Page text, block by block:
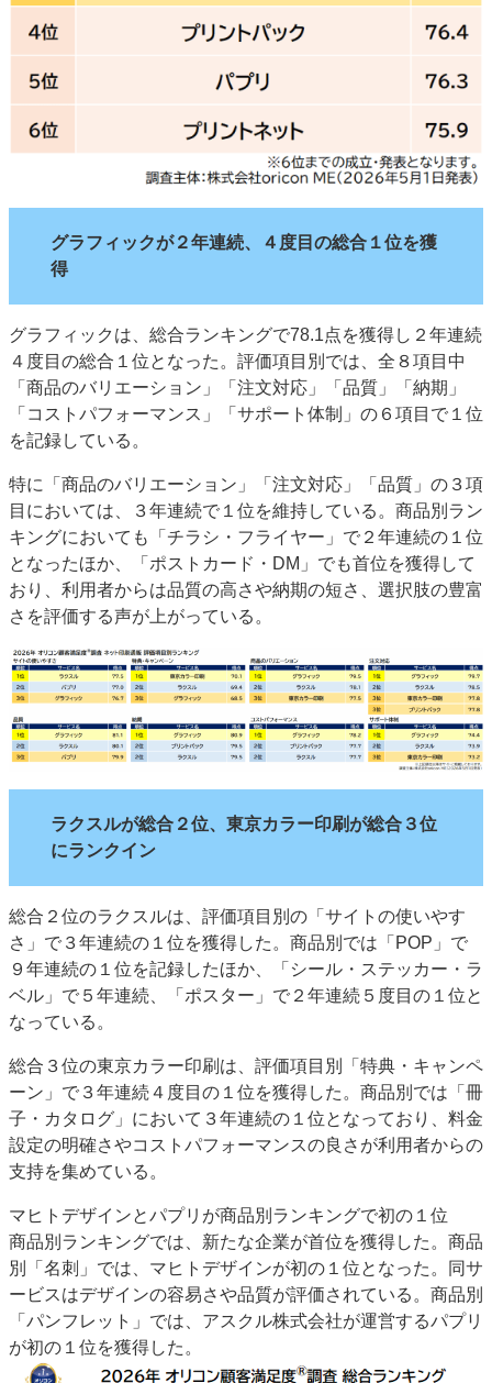
グラフィックが２年連続、４度目の総合１位を獲
得
グラフィックは、総合ランキングで78.1点を獲得し２年連続
４度目の総合１位となった。評価項目別では、全８項目中
「商品のバリエーション」「注文対応」「品質」「納期」
「コストパフォーマンス」「サポート体制」の６項目で１位
を記録している。
特に「商品のバリエーション」「注文対応」「品質」の３項
目においては、３年連続で１位を維持している。商品別ラン
キングにおいても「チラシ・フライヤー」で２年連続の１位
となったほか、「ポストカード・DM」でも首位を獲得して
おり、利用者からは品質の高さや納期の短さ、選択肢の豊富
さを評価する声が上がっている。
ラクスルが総合２位、東京カラー印刷が総合３位
にランクイン
総合２位のラクスルは、評価項目別の「サイトの使いやす
さ」で３年連続の１位を獲得した。商品別では「POP」で
９年連続の１位を記録したほか、「シール・ステッカー・ラ
ベル」で５年連続、「ポスター」で２年連続５度目の１位と
なっている。
総合３位の東京カラー印刷は、評価項目別「特典・キャンペ
ーン」で３年連続４度目の１位を獲得した。商品別では「冊
子・カタログ」において３年連続の１位となっており、料金
設定の明確さやコストパフォーマンスの良さが利用者からの
支持を集めている。
マヒトデザインとパプリが商品別ランキングで初の１位
商品別ランキングでは、新たな企業が首位を獲得した。商品
別「名刺」では、マヒトデザインが初の１位となった。同サ
ービスはデザインの容易さや品質が評価されている。商品別
「パンフレット」では、アスクル株式会社が運営するパプリ
が初の１位を獲得した。